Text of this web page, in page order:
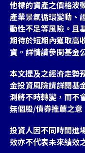
他標的資產之價格波
產業景氣循環變動、
動性不足等風險。且
期待於短期內獲取高
資。詳情請參閱基金
本文提及之經濟走勢
金投資風險請詳閱基
測將不時轉變，而不
無個股/債券推薦之意
投資人因不同時間進
效亦不代表未來績效